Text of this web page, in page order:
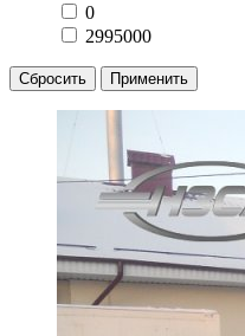
0
2995000